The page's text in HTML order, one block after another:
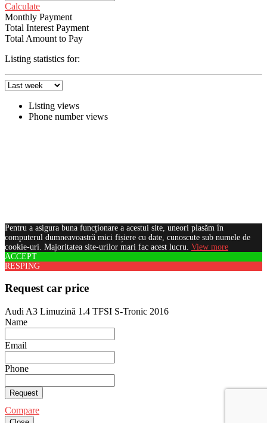
Calculate
Monthly Payment
Total Interest Payment
Total Amount to Pay
Listing statistics for:
Listing views
Phone number views
Pentru a asigura buna funcționare a acestui site, uneori plasăm în
computerul dumneavoastră mici fișiere cu date, cunoscute sub numele de
cookie-uri. Majoritatea site-urilor mari fac acest lucru. View more
ACCEPT
RESPING
Request car price
Audi A3 Limuzină 1.4 TFSI S-Tronic 2016
Name
Email
Phone
Request
Compare